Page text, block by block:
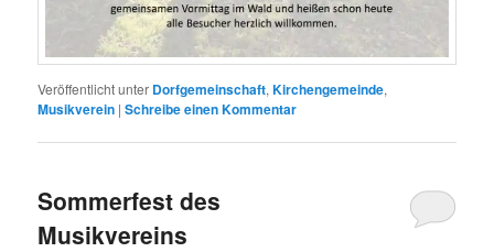
Veröffentlicht unter Dorfgemeinschaft,Kirchengemeinde,
Musikverein |Schreibe einen Kommentar
Sommerfest des
Musikvereins